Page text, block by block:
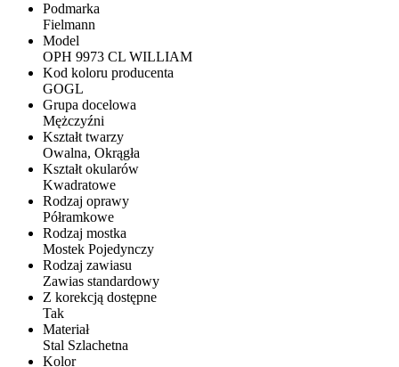
Podmarka
Fielmann
Model
OPH 9973 CL WILLIAM
Kod koloru producenta
GOGL
Grupa docelowa
Mężczyźni
Kształt twarzy
Owalna, Okrągła
Kształt okularów
Kwadratowe
Rodzaj oprawy
Półramkowe
Rodzaj mostka
Mostek Pojedynczy
Rodzaj zawiasu
Zawias standardowy
Z korekcją dostępne
Tak
Materiał
Stal Szlachetna
Kolor